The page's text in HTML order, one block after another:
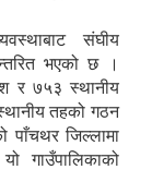
संघीय
भएको छ ।
र ७५३ स्थानीय
तहको गठन
पाँचथर जिल्लामा
गाउँपालिकाको